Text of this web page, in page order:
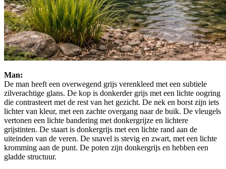
Man:
De man heeft een overwegend grijs verenkleed met een subtiele
zilverachtige glans. De kop is donkerder grijs met een lichte oogring
die contrasteert met de rest van het gezicht. De nek en borst zijn iets
lichter van kleur, met een zachte overgang naar de buik. De vleugels
vertonen een lichte bandering met donkergrijze en lichtere
grijstinten. De staart is donkergrijs met een lichte rand aan de
uiteinden van de veren. De snavel is stevig en zwart, met een lichte
kromming aan de punt. De poten zijn donkergrijs en hebben een
gladde structuur.